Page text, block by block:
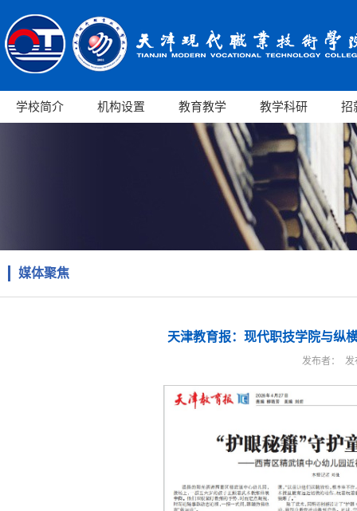
学校简介 机构设置 教育教学 教学科研 招
媒体聚焦
天津教育报：现代职技学院与纵
发布者：